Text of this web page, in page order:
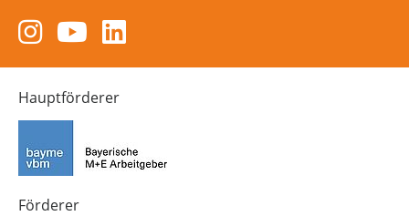
Zum
Instagram-
Kanal
von
Technik-
in
Bayern
4.0
Zum
YouTube-
Kanal
von
LinkedIn-
Kanal
Hauptförderer
Förderer